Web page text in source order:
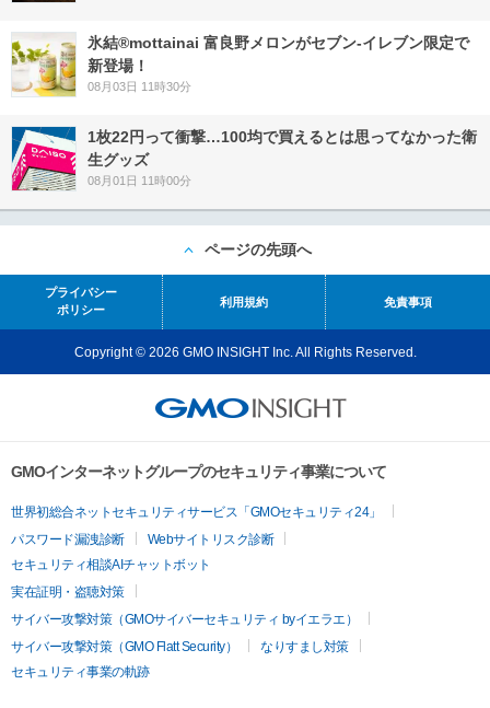
氷結®mottainai 富良野メロンがセブン‐イレブン限定で
新登場！
08月03日 11時30分
1枚22円って衝撃…100均で買えるとは思ってなかった衛
生グッズ
08月01日 11時00分
ページの先頭へ
プライバシー
ポリシー
利用規約 免責事項
Copyright © 2026 GMO INSIGHT Inc. All Rights Reserved.
GMOインターネットグループのセキュリティ事業について
世界初総合ネットセキュリティサービス「GMOセキュリティ24」
パスワード漏洩診断
Webサイトリスク診断
セキュリティ相談AIチャットボット
実在証明・盗聴対策
サイバー攻撃対策（GMOサイバーセキュリティ byイエラエ）
サイバー攻撃対策（GMO Flatt Security）
なりすまし対策
セキュリティ事業の軌跡